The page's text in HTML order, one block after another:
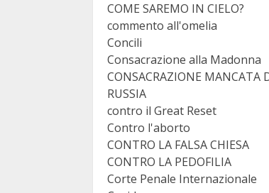
COME SAREMO IN CIELO?
commento all'omelia
Concili
Consacrazione alla Madonna
CONSACRAZIONE MANCATA
RUSSIA
contro il Great Reset
Contro l'aborto
CONTRO LA FALSA CHIESA
CONTRO LA PEDOFILIA
Corte Penale Internazionale